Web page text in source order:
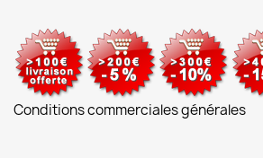
Conditions commerciales générales